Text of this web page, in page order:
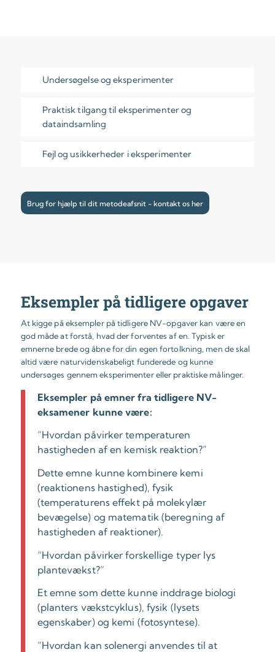
Undersøgelse og eksperimenter
Praktisk tilgang til eksperimenter og
dataindsamling
Fejl og usikkerheder i eksperimenter
Brug for hjælp til dit metodeafsnit - kontakt os her
Eksempler på tidligere opgaver
At kigge på eksempler på tidligere NV-opgaver kan være en
god måde at forstå, hvad der forventes af en. Typisk er
emnerne brede og åbne for din egen fortolkning, men de skal
altid være naturvidenskabeligt funderede og kunne
undersøges gennem eksperimenter eller praktiske målinger.
Eksempler på emner fra tidligere NV-
eksamener kunne være:
“Hvordan påvirker temperaturen
hastigheden af en kemisk reaktion?”
Dette emne kunne kombinere kemi
(reaktionens hastighed), fysik
(temperaturens effekt på molekylær
bevægelse) og matematik (beregning af
hastigheden af reaktioner).
“Hvordan påvirker forskellige typer lys
plantevækst?”
Et emne som dette kunne inddrage biologi
(planters vækstcyklus), fysik (lysets
egenskaber) og kemi (fotosyntese).
“Hvordan kan solenergi anvendes til at